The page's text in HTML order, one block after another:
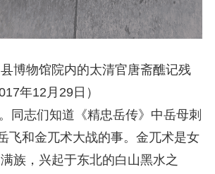
博物馆院内的太清官唐斋醮记残
年12月29日）
同志们知道《精忠岳传》中岳母刺
飞和金兀术大战的事。金兀术是女
族，兴起于东北的白山黑水之